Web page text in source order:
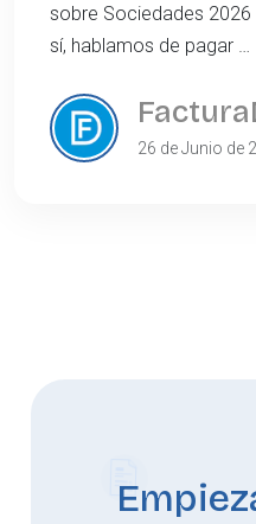
sobre Sociedades 2026
sí, hablamos de pagar …
26 de Junio de